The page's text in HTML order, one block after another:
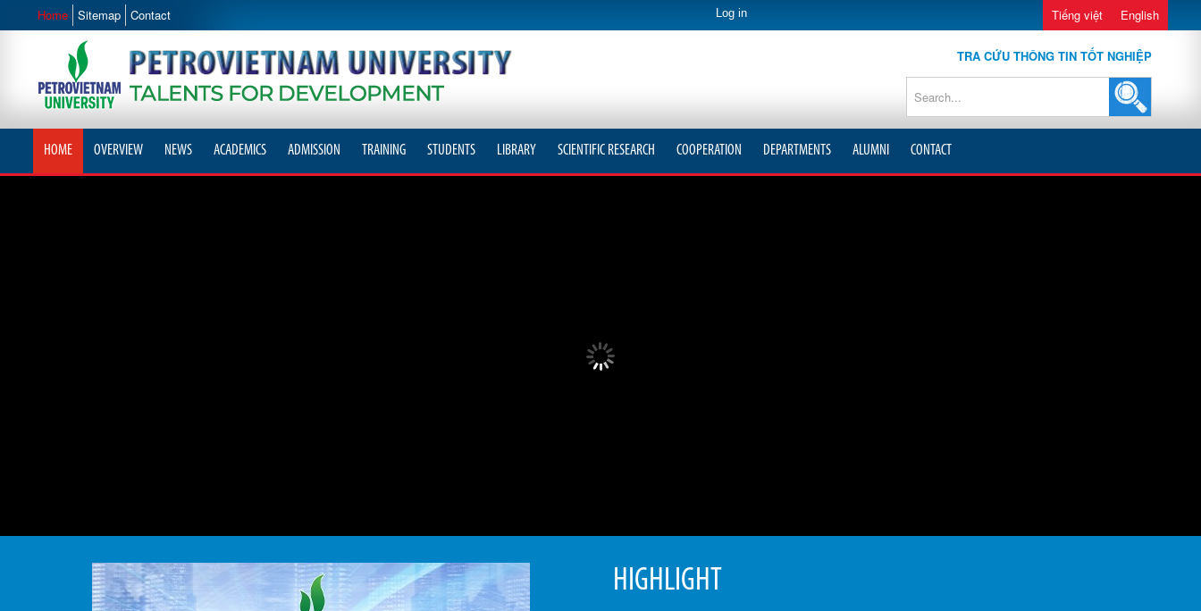
Home Sitemap Contact Log in Tiếng việt English
TRA CỨU THÔNG TIN TỐT NGHIỆP
HOME OVERVIEW NEWS ACADEMICS ADMISSION TRAINING STUDENTS LIBRARY SCIENTIFIC RESEARCH COOPERATION DEPARTMENTS ALUMNI CONTACT
HIGHLIGHT